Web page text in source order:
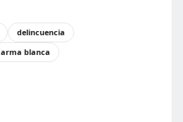
delincuencia
arma blanca